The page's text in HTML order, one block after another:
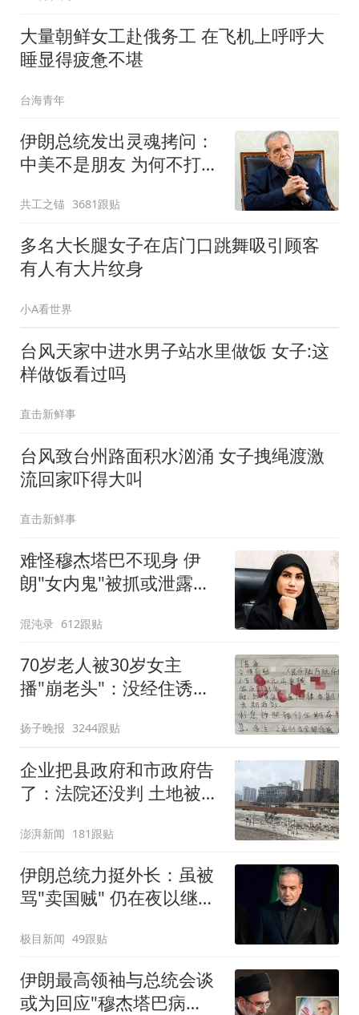
大量朝鲜女工赴俄务工 在飞机上呼呼大
睡显得疲惫不堪
台海青年
伊朗总统发出灵魂拷问：
中美不是朋友 为何不打起
共工之锚 3681跟贴
多名大长腿女子在店门口跳舞吸引顾客
有人有大片纹身
小A看世界
台风天家中进水男子站水里做饭 女子:这
样做饭看过吗
直击新鲜事
台风致台州路面积水汹涌 女子拽绳渡激
流回家吓得大叫
直击新鲜事
难怪穆杰塔巴不现身 伊
朗"女内鬼"被抓或泄露大
混沌录 612跟贴
70岁老人被30岁女主
播"崩老头"：没经住诱惑
扬子晚报 3244跟贴
企业把县政府和市政府告
了：法院还没判 土地被拍
澎湃新闻 181跟贴
伊朗总统力挺外长：虽被
骂"卖国贼" 仍在夜以继日
极目新闻 49跟贴
伊朗最高领袖与总统会谈
或为回应"穆杰塔巴病